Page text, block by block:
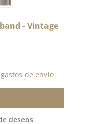
- Vintage
de envío
deseos